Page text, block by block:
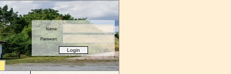
Name:
Passwort: